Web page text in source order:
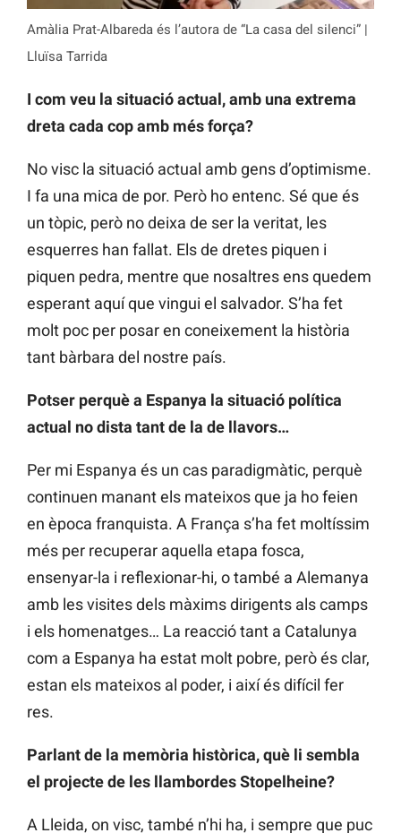
Amàlia Prat-Albareda és l’autora de “La casa del silenci” |
Lluïsa Tarrida
I com veu la situació actual, amb una extrema
dreta cada cop amb més força?
No visc la situació actual amb gens d’optimisme.
I fa una mica de por. Però ho entenc. Sé que és
un tòpic, però no deixa de ser la veritat, les
esquerres han fallat. Els de dretes piquen i
piquen pedra, mentre que nosaltres ens quedem
esperant aquí que vingui el salvador. S’ha fet
molt poc per posar en coneixement la història
tant bàrbara del nostre país.
Potser perquè a Espanya la situació política
actual no dista tant de la de llavors…
Per mi Espanya és un cas paradigmàtic, perquè
continuen manant els mateixos que ja ho feien
en època franquista. A França s’ha fet moltíssim
més per recuperar aquella etapa fosca,
ensenyar-la i reflexionar-hi, o també a Alemanya
amb les visites dels màxims dirigents als camps
i els homenatges… La reacció tant a Catalunya
com a Espanya ha estat molt pobre, però és clar,
estan els mateixos al poder, i així és difícil fer
res.
Parlant de la memòria històrica, què li sembla
el projecte de les llambordes Stopelheine?
A Lleida, on visc, també n’hi ha, i sempre que puc